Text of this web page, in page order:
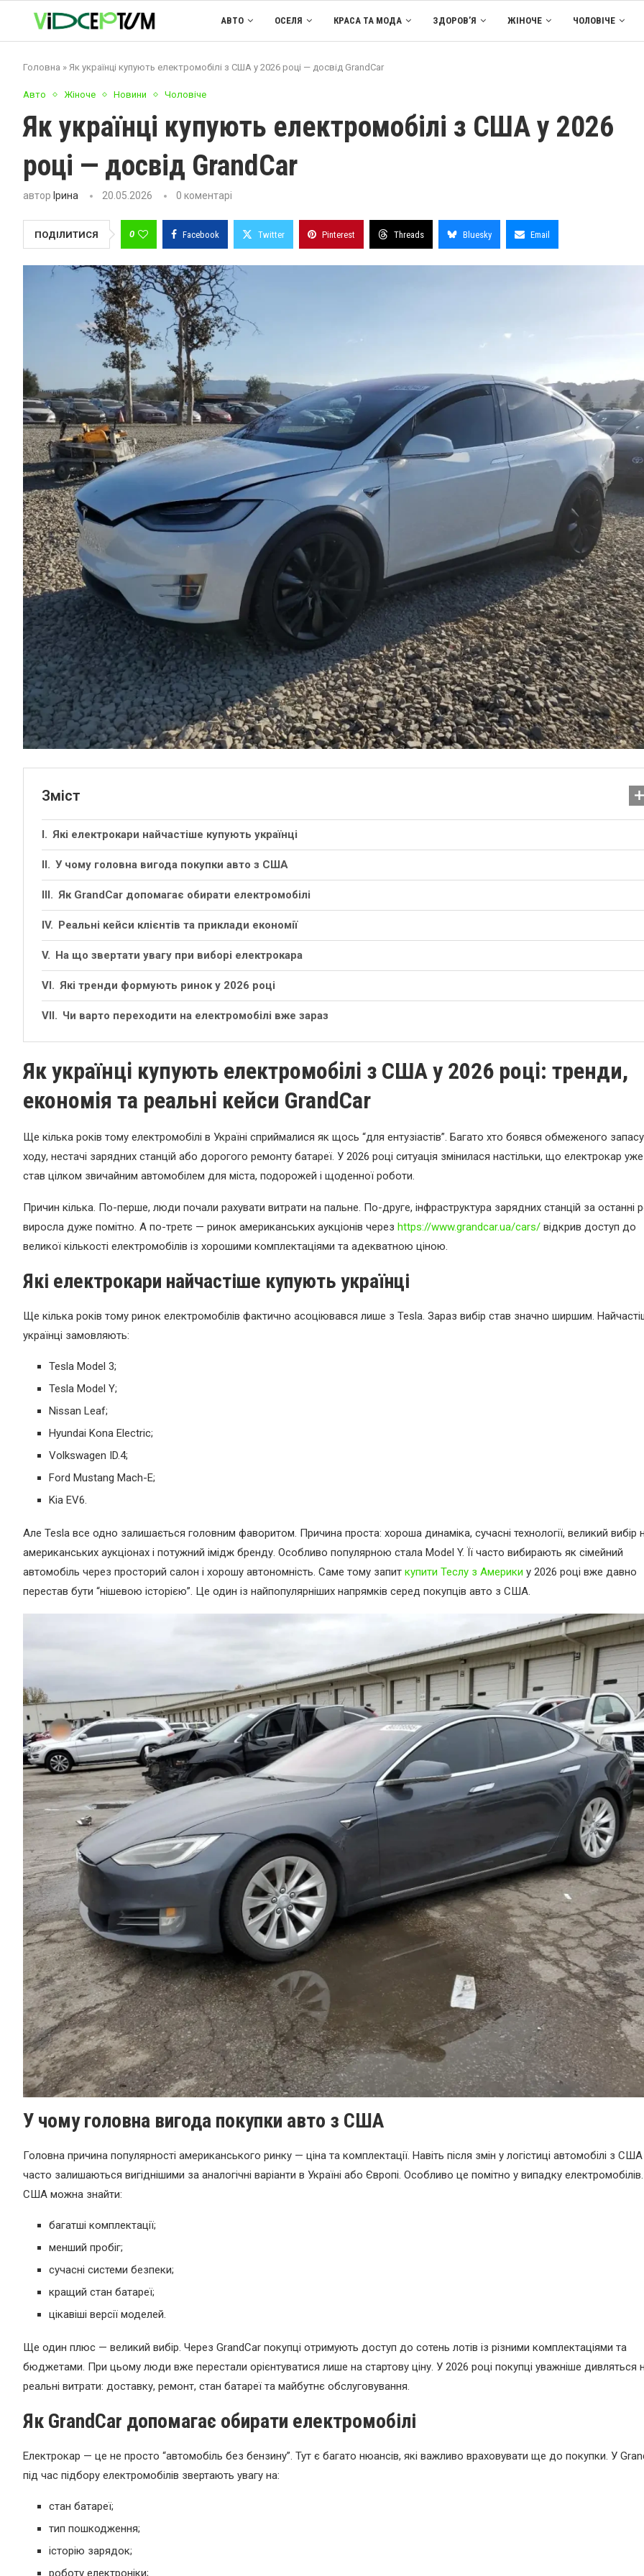
АВТО ОСЕЛЯ КРАСА ТА МОДА ЗДОРОВ’Я ЖІНОЧЕ ЧОЛОВІЧЕ
Головна » Як українці купують електромобілі з США у 2026 році — досвід GrandCar
Авто Жіноче Новини Чоловіче
Як українці купують електромобілі з США у 2026
році — досвід GrandCar
автор Ірина 20.05.2026 0 коментарі
ПОДІЛИТИСЯ 0 Facebook Twitter Pinterest Threads Bluesky Email
Зміст
Які електрокари найчастіше купують українці
У чому головна вигода покупки авто з США
Як GrandCar допомагає обирати електромобілі
Реальні кейси клієнтів та приклади економії
На що звертати увагу при виборі електрокара
Які тренди формують ринок у 2026 році
Чи варто переходити на електромобілі вже зараз
Як українці купують електромобілі з США у 2026 році: тренди,
економія та реальні кейси GrandCar
Ще кілька років тому електромобілі в Україні сприймалися як щось “для ентузіастів”. Багато хто боявся обмеженого запасу
ходу, нестачі зарядних станцій або дорогого ремонту батареї. У 2026 році ситуація змінилася настільки, що електрокар уже
став цілком звичайним автомобілем для міста, подорожей і щоденної роботи.
Причин кілька. По-перше, люди почали рахувати витрати на пальне. По-друге, інфраструктура зарядних станцій за останні
виросла дуже помітно. А по-третє — ринок американських аукціонів через https://www.grandcar.ua/cars/ відкрив доступ до
великої кількості електромобілів із хорошими комплектаціями та адекватною ціною.
Які електрокари найчастіше купують українці
Ще кілька років тому ринок електромобілів фактично асоціювався лише з Tesla. Зараз вибір став значно ширшим.
українці замовляють:
Tesla Model 3;
Tesla Model Y;
Nissan Leaf;
Hyundai Kona Electric;
Volkswagen ID.4;
Ford Mustang Mach-E;
Kia EV6.
Але Tesla все одно залишається головним фаворитом. Причина проста: хороша динаміка, сучасні технології, великий вибір
американських аукціонах і потужний імідж бренду. Особливо популярною стала Model Y. Її часто вибирають як сімейний
автомобіль через просторий салон і хорошу автономність. Саме тому запит купити Теслу з Америки у 2026 році вже давно
перестав бути “нішевою історією”. Це один із найпопулярніших напрямків серед покупців авто з США.
У чому головна вигода покупки авто з США
Головна причина популярності американського ринку — ціна та комплектації. Навіть після змін у логістиці автомобілі з США
часто залишаються вигіднішими за аналогічні варіанти в Україні або Європі. Особливо це помітно у випадку
США можна знайти:
багатші комплектації;
менший пробіг;
сучасні системи безпеки;
кращий стан батареї;
цікавіші версії моделей.
Ще один плюс — великий вибір. Через GrandCar покупці отримують доступ до сотень лотів із різними комплектаціями та
бюджетами. При цьому люди вже перестали орієнтуватися лише на стартову ціну. У 2026 році покупці уважніше дивляться
реальні витрати: доставку, ремонт, стан батареї та майбутнє обслуговування.
Як GrandCar допомагає обирати електромобілі
Електрокар — це не просто “автомобіль без бензину”. Тут є багато нюансів, які важливо враховувати ще до покупки. У
під час підбору електромобілів звертають увагу на:
стан батареї;
тип пошкодження;
історію зарядок;
роботу електроніки;
Назви новорічних